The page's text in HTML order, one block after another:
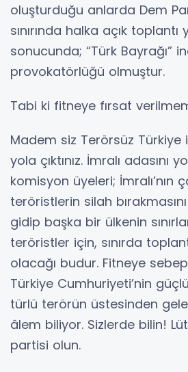
oluşturduğu anlarda Dem
sınırında halka açık toplantı
sonucunda; “Türk Bayrağı”
provokatörlüğü olmuştur.
Tabi ki fitneye fırsat
Madem siz Terörsüz Türkiye
yola çıktınız. İmralı adasını
komisyon üyeleri; İmralı’nın
teröristlerin silah
gidip başka bir ülkenin
teröristler için, sınırda
olacağı budur. Fitneye
Türkiye Cumhuriyeti’nin
türlü terörün üstesinden
âlem biliyor. Sizlerde bilin!
partisi olun.